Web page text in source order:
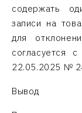
содержать
записи на
для
согласуется
22.05.2025 №
Вывод